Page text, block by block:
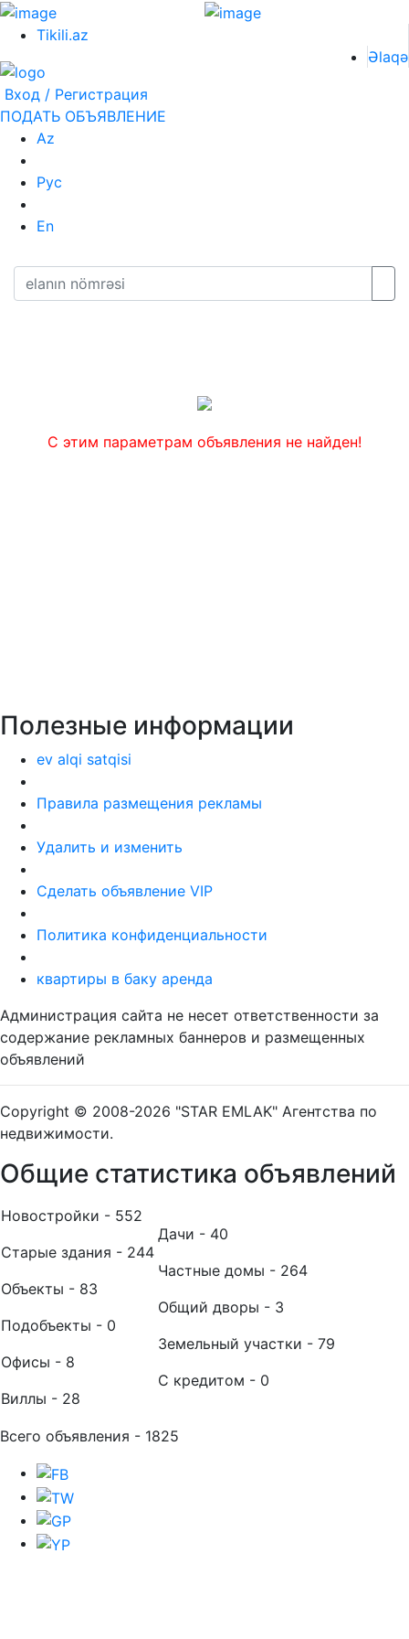
Tikili.az
Əlaqə
Вход / Регистрация
ПОДАТЬ ОБЪЯВЛЕНИЕ
Az
Рус
En
С этим параметрам объявления не найден!
Полезные информации
ev alqi satqisi
Правила размещения рекламы
Удалить и изменить
Сделать объявление VIP
Политика конфиденциальности
квартиры в баку аренда
Администрация сайта не несет ответственности за
содержание рекламных баннеров и размещенных
объявлений
Copyright © 2008-2026 "STAR EMLAK" Агентства по
недвижимости.
Общие статистика объявлений
Новостройки - 552
Старые здания - 244
Объекты - 83
Подобъекты - 0
Офисы - 8
Виллы - 28
Дачи - 40
Частные домы - 264
Общий дворы - 3
Земельный участки - 79
С кредитом - 0
Всего объявления - 1825